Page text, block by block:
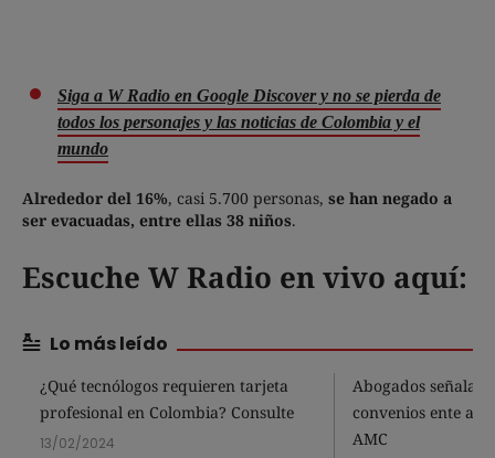
Siga a W Radio en Google Discover y no se pierda de
todos los personajes y las noticias de Colombia y el
mundo
Alrededor del 16%, casi 5.700 personas, se han negado a
ser evacuadas, entre ellas 38 niños.
Escuche W Radio en vivo aquí:
Lo más leído
¿Qué tecnólogos requieren tarjeta
profesional en Colombia? Consulte
13/02/2024
Abogados
convenios ente
AMC